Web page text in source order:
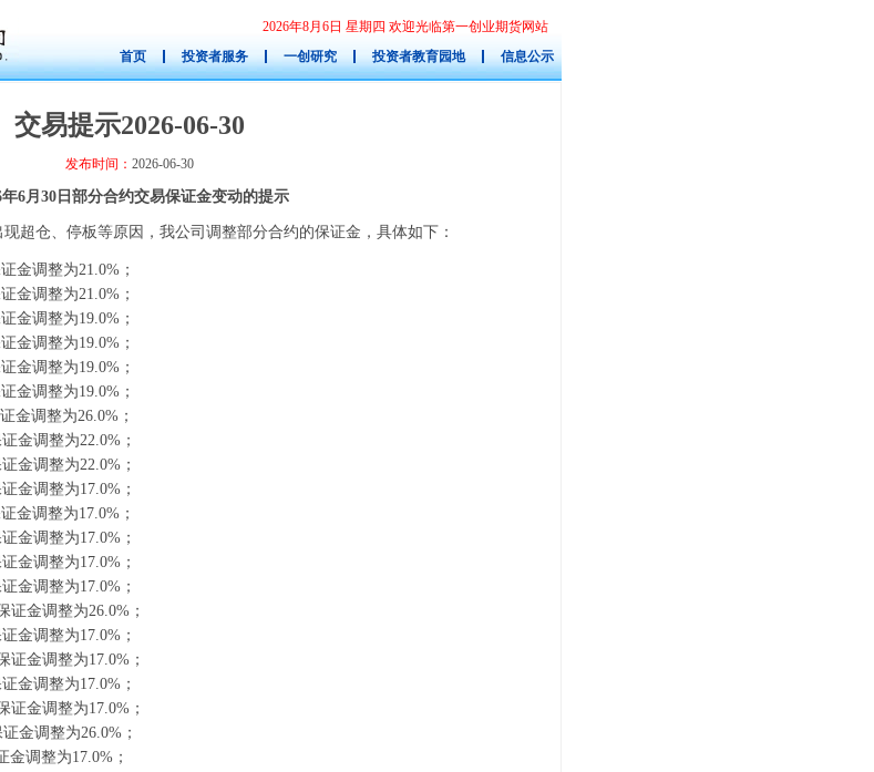
2026年8月6日 星期四 欢迎光临第一创业期货网站
首页
投资者服务 一创研究 投资者教育园地 信息公示
交易提示2026-06-30
发布时间： 2026-06-30
年6月30日部分合约交易保证金变动的提示
超仓、停板等原因，我公司调整部分合约的保证金，具体如下：
金调整为21.0%；
金调整为21.0%；
金调整为19.0%；
金调整为19.0%；
金调整为19.0%；
金调整为19.0%；
金调整为26.0%；
金调整为22.0%；
金调整为22.0%；
金调整为17.0%；
金调整为17.0%；
金调整为17.0%；
金调整为17.0%；
金调整为17.0%；
证金调整为26.0%；
金调整为17.0%；
证金调整为17.0%；
金调整为17.0%；
证金调整为17.0%；
金调整为26.0%；
调整为17.0%；